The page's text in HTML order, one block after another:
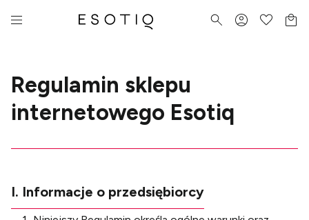
Regulamin sklepu
internetowego Esotiq
I. Informacje o przedsiębiorcy